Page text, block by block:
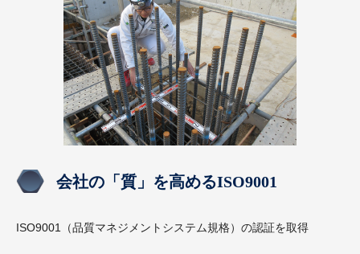
会社の「質」を高めるISO9001
ISO9001（品質マネジメントシステム規格）の認証を取得